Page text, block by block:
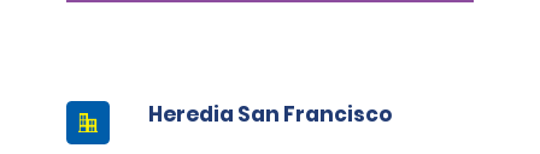
Heredia San Francisco